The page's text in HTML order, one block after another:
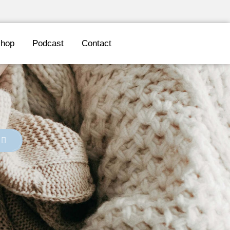
Podcast Contact